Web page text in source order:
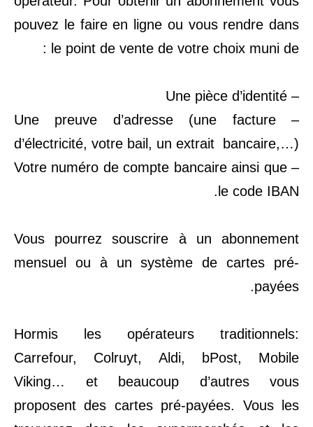
pouvez le faire en ligne ou vous rendre dans
le point de vente de votre choix muni de :
– Une pièce d’identité
– Une preuve d’adresse (une facture
d’électricité, votre bail, un extrait bancaire,…)
– Votre numéro de compte bancaire ainsi que
le code IBAN.
Vous pourrez souscrire à un abonnement
mensuel ou à un système de cartes pré-
payées.
Hormis les opérateurs traditionnels:
Carrefour, Colruyt, Aldi, bPost, Mobile
Viking… et beaucoup d’autres vous
proposent des cartes pré-payées. Vous les